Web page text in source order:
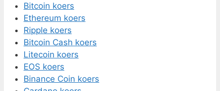
Bitcoin koers
Ethereum koers
Ripple koers
Bitcoin Cash koers
Litecoin koers
EOS koers
Binance Coin koers